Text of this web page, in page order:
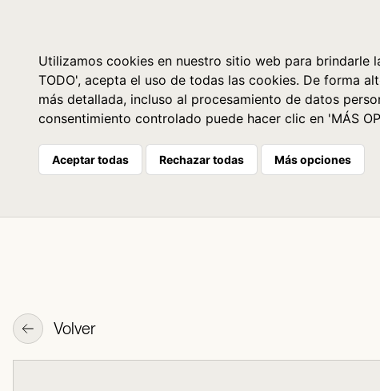
Utilizamos cookies en nuestro sitio web para brindarle
TODO', acepta el uso de todas las cookies. De forma
más detallada, incluso al procesamiento de datos
consentimiento controlado puede hacer clic en 'MÁS
Aceptar todas Rechazar todas Más opciones
Volver